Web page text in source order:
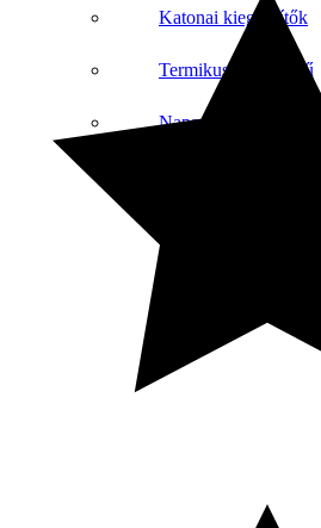
Katonai kiegészítők
Termikus fehérnemű
Napszemüveg